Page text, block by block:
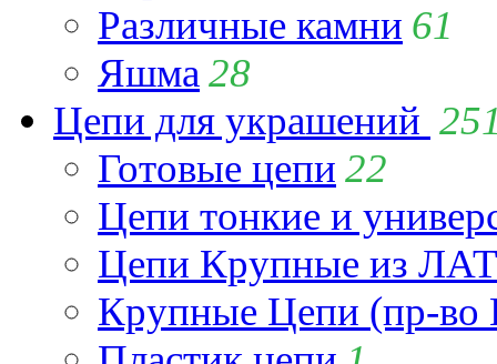
Различные камни 61
Яшма 28
Цепи для украшений
Готовые цепи 22
Цепи тонкие и
Цепи Крупные из
Крупные Цепи (пр-во